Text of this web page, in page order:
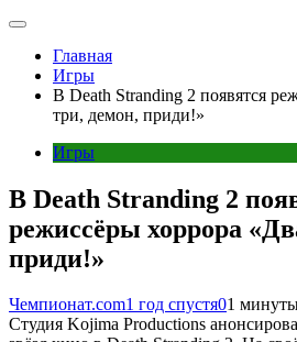
Главная
Игры
В Death Stranding 2 появятся
три, демон, приди!»
Игры
В Death Stranding 2
режиссёры хоррора
приди!»
Чемпионат.com1 год спустя01
Студия Kojima Productions